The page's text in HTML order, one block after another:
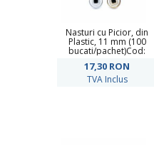
Nasturi cu Picior, din
Plastic, 11 mm (100
bucati/pachet)Cod:
17,30 RON
TVA Inclus